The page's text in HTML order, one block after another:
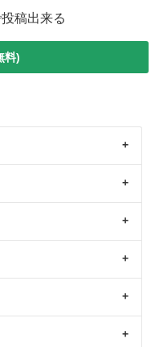
稿出来る
料)